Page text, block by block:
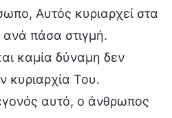
Αυτός κυριαρχεί στα
ανά πάσα στιγμή.
καμία δύναμη δεν
κυριαρχία Του.
αυτό, ο άνθρωπος